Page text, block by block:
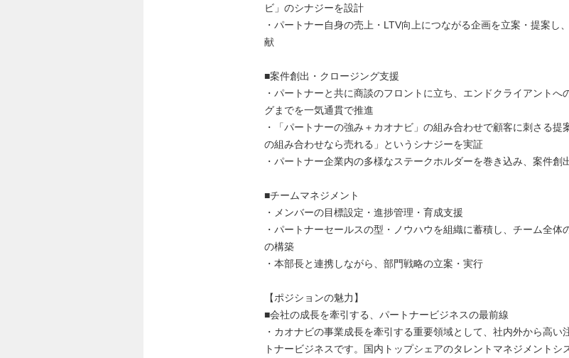
ビ」のシナジーを設計
・パートナー自身の売上・LTV向上につながる企画を立案・提案し
献
■案件創出・クロージング支援
・パートナーと共に商談のフロントに立ち、エンドクライアントへ
グまでを一気通貫で推進
・「パートナーの強み＋カオナビ」の組み合わせで顧客に刺さる提
の組み合わせなら売れる」というシナジーを実証
・パートナー企業内の多様なステークホルダーを巻き込み、案件創
■チームマネジメント
・メンバーの目標設定・進捗管理・育成支援
・パートナーセールスの型・ノウハウを組織に蓄積し、チーム全体
の構築
・本部長と連携しながら、部門戦略の立案・実行
【ポジションの魅力】
■会社の成長を牽引する、パートナービジネスの最前線
・カオナビの事業成長を牽引する重要領域として、社内外から高い
トナービジネスです。国内トップシェアのタレントマネジメントシ